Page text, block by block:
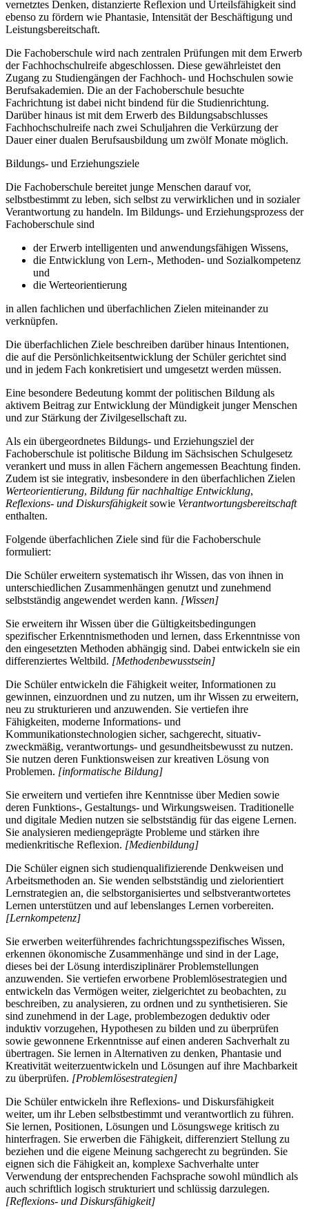
vernetztes Denken, distanzierte Reflexion und Urteilsfähigkeit sind
ebenso zu fördern wie Phantasie, Intensität der Beschäftigung und
Leistungsbereitschaft.
Die Fachoberschule wird nach zentralen Prüfungen mit dem Erwerb
der Fachhochschulreife abgeschlossen. Diese gewährleistet den
Zugang zu Studiengängen der Fachhoch- und Hochschulen sowie
Berufsakademien. Die an der Fachoberschule besuchte
Fachrichtung ist dabei nicht bindend für die Studienrichtung.
Darüber hinaus ist mit dem Erwerb des Bildungsabschlusses
Fachhochschulreife nach zwei Schuljahren die Verkürzung der
Dauer einer dualen Berufsausbildung um zwölf Monate möglich.
Bildungs- und Erziehungsziele
Die Fachoberschule bereitet junge Menschen darauf vor,
selbstbestimmt zu leben, sich selbst zu verwirklichen und in sozialer
Verantwortung zu handeln. Im Bildungs- und Erziehungsprozess der
Fachoberschule sind
der Erwerb intelligenten und anwendungsfähigen Wissens,
die Entwicklung von Lern-, Methoden- und Sozialkompetenz
und
die Werteorientierung
in allen fachlichen und überfachlichen Zielen miteinander zu
verknüpfen.
Die überfachlichen Ziele beschreiben darüber hinaus Intentionen,
die auf die Persönlichkeitsentwicklung der Schüler gerichtet sind
und in jedem Fach konkretisiert und umgesetzt werden müssen.
Eine besondere Bedeutung kommt der politischen Bildung als
aktivem Beitrag zur Entwicklung der Mündigkeit junger Menschen
und zur Stärkung der Zivilgesellschaft zu.
Als ein übergeordnetes Bildungs- und Erziehungsziel der
Fachoberschule ist politische Bildung im Sächsischen Schulgesetz
verankert und muss in allen Fächern angemessen Beachtung finden.
Zudem ist sie integrativ, insbesondere in den überfachlichen Zielen
Werteorientierung, Bildung für nachhaltige Entwicklung,
Reflexions- und Diskursfähigkeitsowie Verantwortungsbereitschaft
enthalten.
Folgende überfachlichen Ziele sind für die Fachoberschule
formuliert:
Die Schüler erweitern systematisch ihr Wissen, das von ihnen in
unterschiedlichen Zusammenhängen genutzt und zunehmend
selbstständig angewendet werden kann. [Wissen]
Sie erweitern ihr Wissen über die Gültigkeitsbedingungen
spezifischer Erkenntnismethoden und lernen, dass Erkenntnisse von
den eingesetzten Methoden abhängig sind. Dabei entwickeln sie ein
differenziertes Weltbild. [Methodenbewusstsein]
Die Schüler entwickeln die Fähigkeit weiter, Informationen zu
gewinnen, einzuordnen und zu nutzen, um ihr Wissen zu erweitern,
neu zu strukturieren und anzuwenden. Sie vertiefen ihre
Fähigkeiten, moderne Informations- und
Kommunikationstechnologien sicher, sachgerecht, situativ-
zweckmäßig, verantwortungs- und gesundheitsbewusst zu nutzen.
Sie nutzen deren Funktionsweisen zur kreativen Lösung von
Problemen. [informatische Bildung]
Sie erweitern und vertiefen ihre Kenntnisse über Medien sowie
deren Funktions-, Gestaltungs- und Wirkungsweisen. Traditionelle
und digitale Medien nutzen sie selbstständig für das eigene Lernen.
Sie analysieren mediengeprägte Probleme und stärken ihre
medienkritische Reflexion. [Medienbildung]
Die Schüler eignen sich studienqualifizierende Denkweisen und
Arbeitsmethoden an. Sie wenden selbstständig und zielorientiert
Lernstrategien an, die selbstorganisiertes und selbstverantwortetes
Lernen unterstützen und auf lebenslanges Lernen vorbereiten.
[Lernkompetenz]
Sie erwerben weiterführendes fachrichtungsspezifisches Wissen,
erkennen ökonomische Zusammenhänge und sind in der Lage,
dieses bei der Lösung interdisziplinärer Problemstellungen
anzuwenden. Sie vertiefen erworbene Problemlösestrategien und
entwickeln das Vermögen weiter, zielgerichtet zu beobachten, zu
beschreiben, zu analysieren, zu ordnen und zu synthetisieren. Sie
sind zunehmend in der Lage, problembezogen deduktiv oder
induktiv vorzugehen, Hypothesen zu bilden und zu überprüfen
sowie gewonnene Erkenntnisse auf einen anderen Sachverhalt zu
übertragen. Sie lernen in Alternativen zu denken, Phantasie und
Kreativität weiterzuentwickeln und Lösungen auf ihre Machbarkeit
zu überprüfen. [Problemlösestrategien]
Die Schüler entwickeln ihre Reflexions- und Diskursfähigkeit
weiter, um ihr Leben selbstbestimmt und verantwortlich zu führen.
Sie lernen, Positionen, Lösungen und Lösungswege kritisch zu
hinterfragen. Sie erwerben die Fähigkeit, differenziert Stellung zu
beziehen und die eigene Meinung sachgerecht zu begründen. Sie
eignen sich die Fähigkeit an, komplexe Sachverhalte unter
Verwendung der entsprechenden Fachsprache sowohl mündlich als
auch schriftlich logisch strukturiert und schlüssig darzulegen.
[Reflexions- und Diskursfähigkeit]